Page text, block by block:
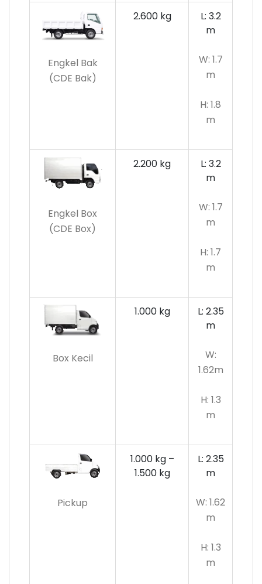
Engkel Bak
(CDE Bak)
2.600 kg
L: 3.2
m
W: 1.7
m
H: 1.8
m
Engkel Box
(CDE Box)
2.200 kg
L: 3.2
m
W: 1.7
m
H: 1.7
m
Box Kecil
1.000 kg
L: 2.35
m
W:
1.62m
H: 1.3
m
Pickup
1.000 kg –
1.500 kg
L: 2.35
m
W: 1.62
m
H: 1.3
m